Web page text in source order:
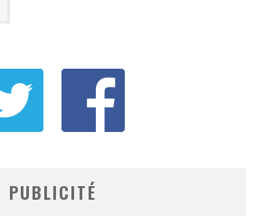
PUBLICITÉ